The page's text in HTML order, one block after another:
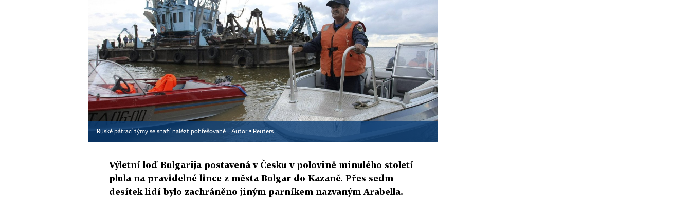
Ruské pátrací týmy se snaží nalézt pohřešované Autor ▪ Reuters
Výletní loď Bulgarija postavená v Česku v polovině minulého století
plula na pravidelné lince z města Bolgar do Kazaně. Přes sedm
desítek lidí bylo zachráněno jiným parníkem nazvaným Arabella.